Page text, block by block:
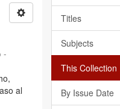
-
al
Titles
Subjects
This Collection
By Issue Date